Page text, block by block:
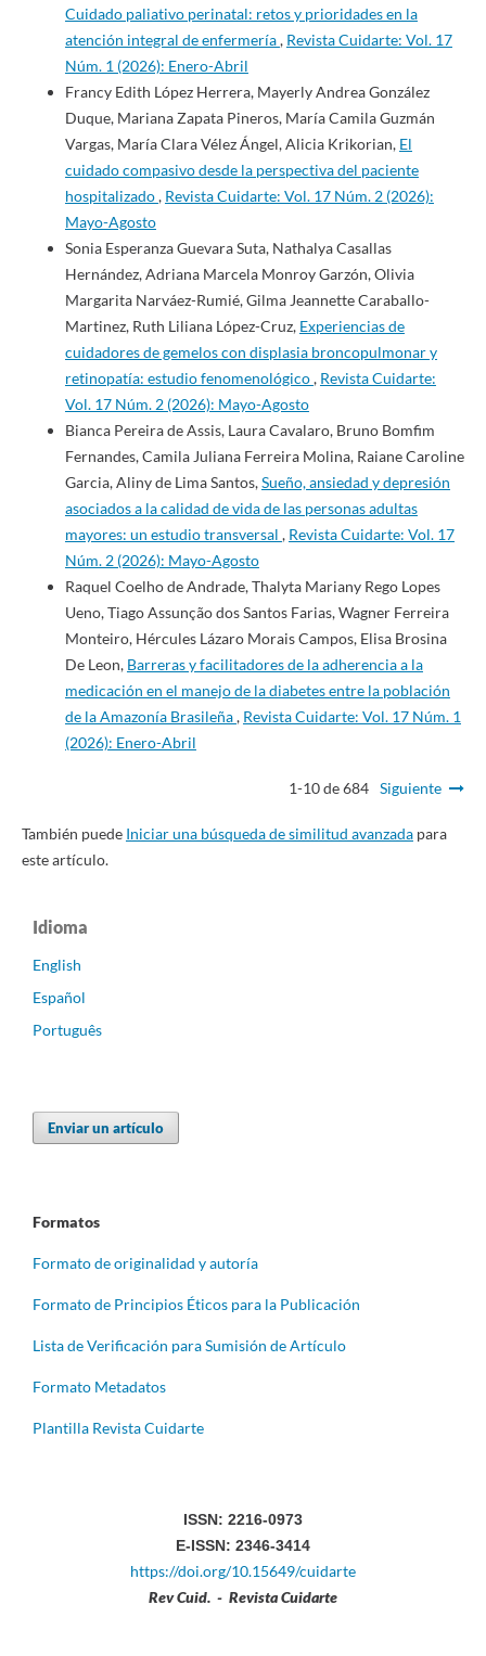
Cuidado paliativo perinatal: retos y prioridades en la
atención integral de enfermería, Revista Cuidarte: Vol. 17
Núm. 1 (2026): Enero-Abril
Francy Edith López Herrera, Mayerly Andrea González
Duque, Mariana Zapata Pineros, María Camila Guzmán
Vargas, María Clara Vélez Ángel, Alicia Krikorian, El
cuidado compasivo desde la perspectiva del paciente
hospitalizado, Revista Cuidarte: Vol. 17 Núm. 2 (2026):
Mayo-Agosto
Sonia Esperanza Guevara Suta, Nathalya Casallas
Hernández, Adriana Marcela Monroy Garzón, Olivia
Margarita Narváez-Rumié, Gilma Jeannette Caraballo-
Martinez, Ruth Liliana López-Cruz, Experiencias de
cuidadores de gemelos con displasia broncopulmonar y
retinopatía: estudio fenomenológico, Revista Cuidarte:
Vol. 17 Núm. 2 (2026): Mayo-Agosto
Bianca Pereira de Assis, Laura Cavalaro, Bruno Bomfim
Fernandes, Camila Juliana Ferreira Molina, Raiane Caroline
Garcia, Aliny de Lima Santos,Sueño, ansiedad y depresión
asociados a la calidad de vida de las personas adultas
mayores: un estudio transversal , Revista Cuidarte: Vol. 17
Núm. 2 (2026): Mayo-Agosto
Raquel Coelho de Andrade, Thalyta Mariany Rego Lopes
Ueno, Tiago Assunção dos Santos Farias, Wagner Ferreira
Monteiro, Hércules Lázaro Morais Campos, Elisa Brosina
De Leon, Barreras y facilitadores de la adherencia a la
medicación en el manejo de la diabetes entre la población
de la Amazonía Brasileña, Revista Cuidarte: Vol. 17 Núm. 1
(2026): Enero-Abril
1-10 de 684 Siguiente
También puede Iniciar una búsqueda de similitud avanzadapara
este artículo.
Idioma
English
Español
Português
Enviar un artículo
Formatos
Formato de originalidad y autoría
Formato de Principios Éticos para la Publicación
Lista de Verificación para Sumisión de Artículo
Formato Metadatos
Plantilla Revista Cuidarte
ISSN: 2216-0973
E-ISSN: 2346-3414
https://doi.org/10.15649/cuidarte
Rev Cuid. - Revista Cuidarte